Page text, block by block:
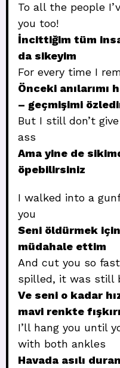
To all the people
you too!
İncittiğim tüm
da sikeyim
For every time I
Önceki anılarımı
– geçmişimi
But I still don’t
ass
Ama yine de
öpebilirsiniz
I walked into a
you
Seni öldürmek
müdahale ettim
And cut you so
spilled, it was still
Ve seni o kadar
mavi renkte
I’ll hang you until
with both ankles
Havada asılı